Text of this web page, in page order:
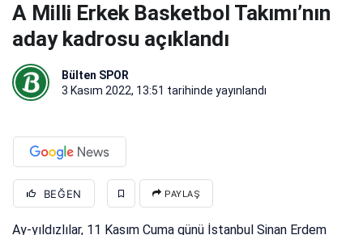
A Milli Erkek Basketbol Takımı’nın
aday kadrosu açıklandı
Bülten SPOR
3 Kasım 2022, 13:51 tarihinde yayınlandı
BEĞEN PAYLAŞ
Ay-yıldızlılar, 11 Kasım Cuma günü İstanbul Sinan Erdem